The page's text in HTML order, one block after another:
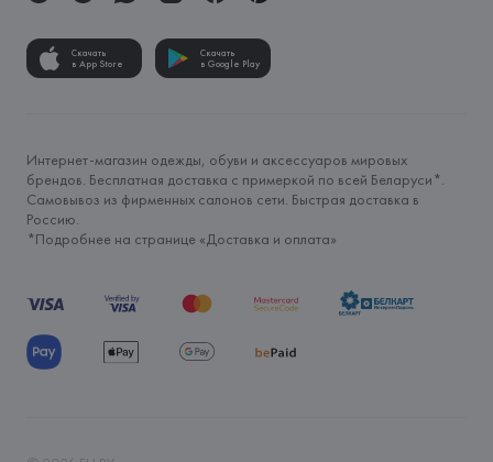
Скачать
в App Store
Скачать
в Google Play
Интернет-магазин одежды, обуви и аксессуаров мировых
брендов. Бесплатная доставка с примеркой по всей Беларуси*.
Самовывоз из фирменных салонов сети. Быстрая доставка в
Россию.
*Подробнее на странице «Доставка и оплата»